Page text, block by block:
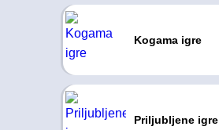
Kogama igre
Priljubljene igre